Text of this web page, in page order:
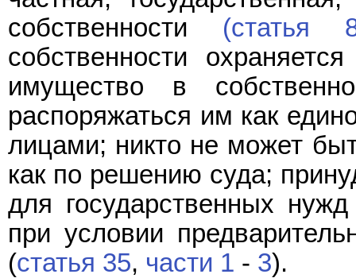
собственности (статья
собственности
имущество в
распоряжаться им как
лицами; никто не может
как по решению суда;
для государственных
при условии
(статья 35, части 1 - 3).